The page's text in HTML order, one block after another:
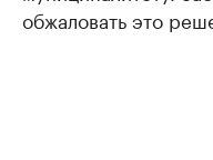
обжаловать это